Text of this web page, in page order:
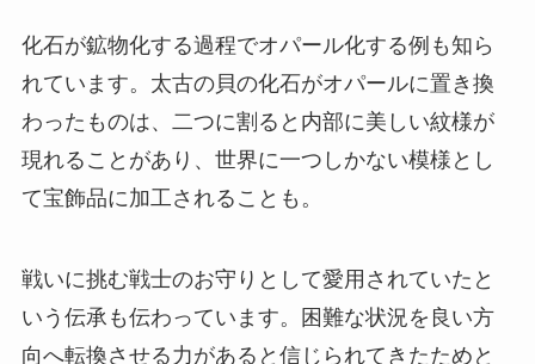
化石が鉱物化する過程でオパール化する例も知ら
れています。太古の貝の化石がオパールに置き換
わったものは、二つに割ると内部に美しい紋様が
現れることがあり、世界に一つしかない模様とし
て宝飾品に加工されることも。
戦いに挑む戦士のお守りとして愛用されていたと
いう伝承も伝わっています。困難な状況を良い方
向へ転換させる力があると信じられてきたためと